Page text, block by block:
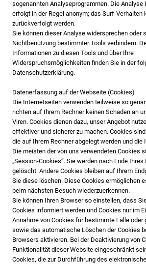
sogenannten Analyseprogrammen. Die Analyse
erfolgt in der Regel anonym; das Surf-Verhalten
zurückverfolgt werden.
Sie können dieser Analyse widersprechen oder
Nichtbenutzung bestimmter Tools verhindern.
Informationen zu diesen Tools und über Ihre
Widerspruchsmöglichkeiten finden Sie in der
Datenschutzerklärung.
Datenerfassung auf der Webseite (Cookies)
Die Internetseiten verwenden teilweise so
richten auf Ihrem Rechner keinen Schaden an
Viren. Cookies dienen dazu, unser Angebot
effektiver und sicherer zu machen. Cookies
die auf Ihrem Rechner abgelegt werden und die
Die meisten der von uns verwendeten Cookies
„Session-Cookies“. Sie werden nach Ende
gelöscht. Andere Cookies bleiben auf Ihrem
Sie diese löschen. Diese Cookies ermöglichen
beim nächsten Besuch wiederzuerkennen.
Sie können Ihren Browser so einstellen, dass
Cookies informiert werden und Cookies nur im
Annahme von Cookies für bestimmte Fälle
sowie das automatische Löschen der Cookies
Browsers aktivieren. Bei der Deaktivierung von
Funktionalität dieser Website eingeschränkt
Cookies, die zur Durchführung des